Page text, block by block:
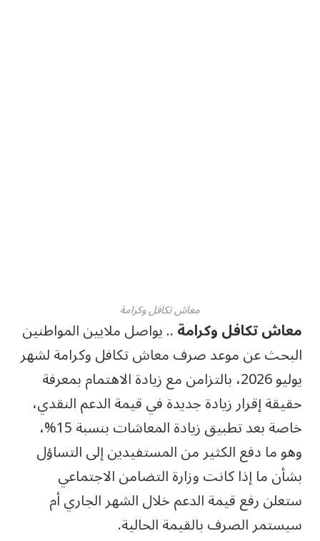
معاش تكافل وكرامة
معاش تكافل وكرامة.. يواصل ملايين المواطنين
البحث عن موعد صرف معاش تكافل وكرامة لشهر
يوليو 2026، بالتزامن مع زيادة الاهتمام بمعرفة
حقيقة إقرار زيادة جديدة في قيمة الدعم النقدي،
خاصة بعد تطبيق زيادة المعاشات بنسبة 15%،
وهو ما دفع الكثير من المستفيدين إلى التساؤل
بشأن ما إذا كانت وزارة التضامن الاجتماعي
ستعلن رفع قيمة الدعم خلال الشهر الجاري أم
سيستمر الصرف بالقيمة الحالية.